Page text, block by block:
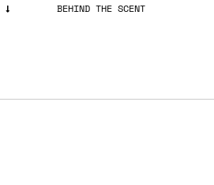
BEHIND THE SCENT